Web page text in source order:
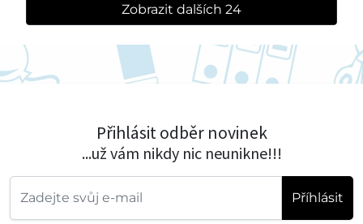
Zobrazit dalších 24
Přihlásit odběr novinek
...už vám nikdy nic neunikne!!!
Příhlásit